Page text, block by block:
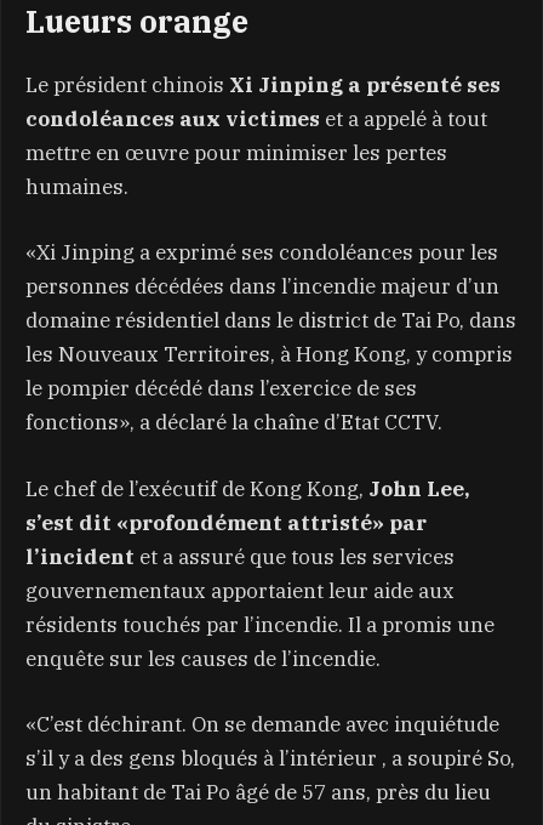
Lueurs orange
Le président chinois Xi Jinping a présenté ses
condoléances aux victimes et a appelé à tout
mettre en œuvre pour minimiser les pertes
humaines.
«Xi Jinping a exprimé ses condoléances pour les
personnes décédées dans l’incendie majeur d’un
domaine résidentiel dans le district de Tai Po, dans
les Nouveaux Territoires, à Hong Kong, y compris
le pompier décédé dans l’exercice de ses
fonctions», a déclaré la chaîne d’Etat CCTV.
Le chef de l’exécutif de Kong Kong, John Lee,
s’est dit «profondément attristé» par
l’incident et a assuré que tous les services
gouvernementaux apportaient leur aide aux
résidents touchés par l’incendie. Il a promis une
enquête sur les causes de l’incendie.
«C’est déchirant. On se demande avec inquiétude
s’il y a des gens bloqués à l’intérieur , a soupiré So,
un habitant de Tai Po âgé de 57 ans, près du lieu